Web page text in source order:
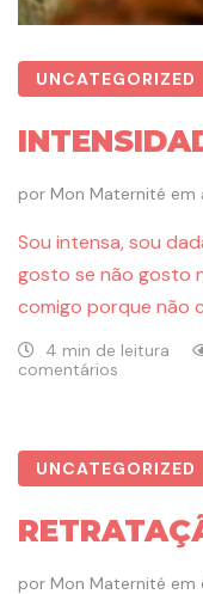
UNCATEGORIZED
por Mon Maternité em
Sou intensa, sou
gosto se não gosto
comigo porque não
4 min de leitura
comentários
UNCATEGORIZED
por Mon Maternité em